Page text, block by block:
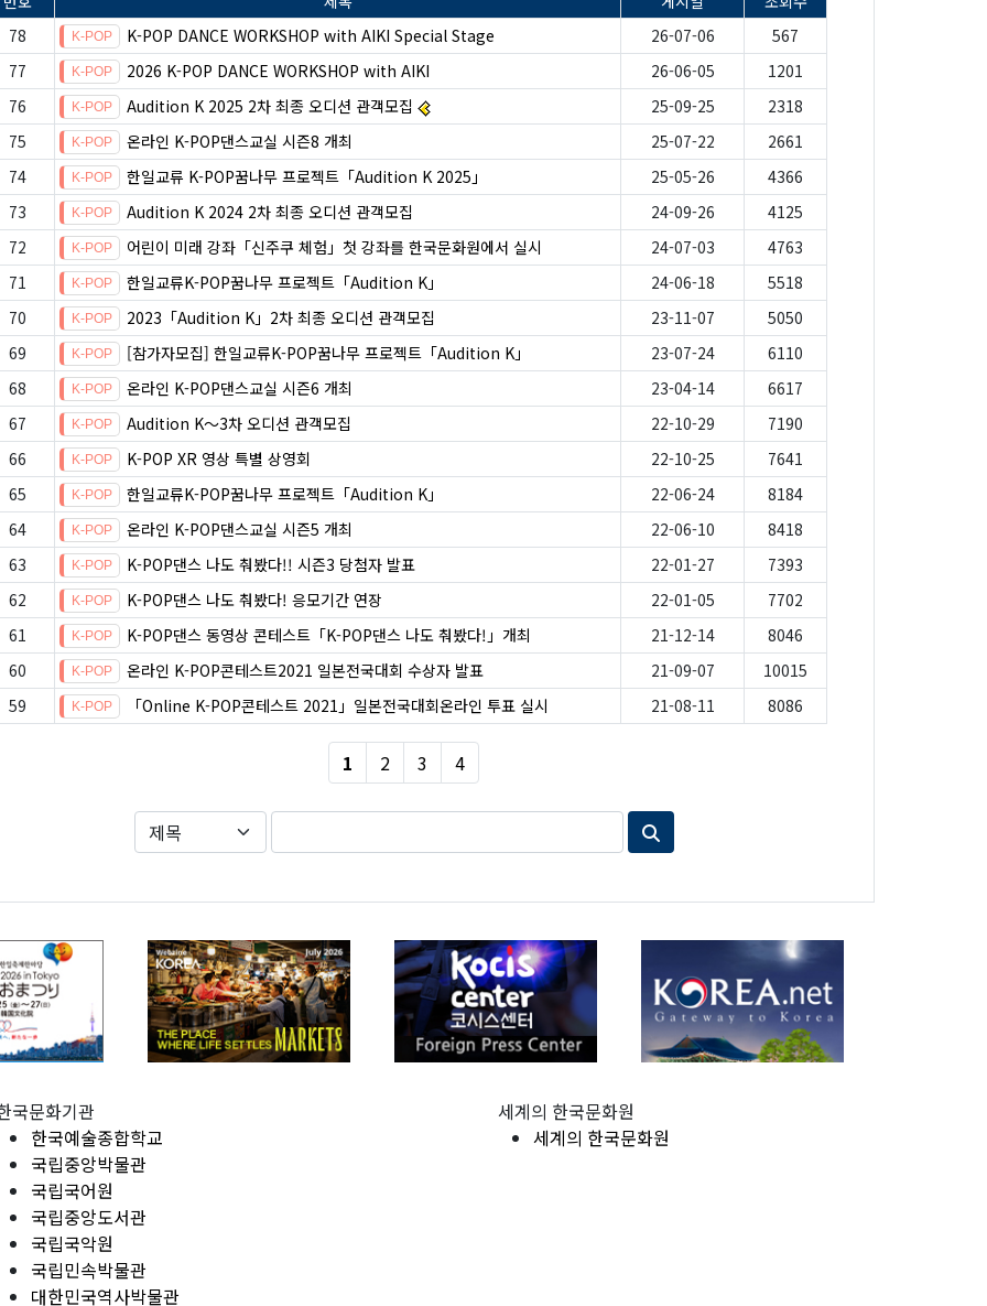
78
K-POP DANCE WORKSHOP with AIKI Special Stage 26-07-06
567
77
2026 K-POP DANCE WORKSHOP with AIKI 26-06-05
1201
76
Audition K 2025 2차 최종 오디션 관객모집 25-09-25
2318
75
온라인 K-POP댄스교실 시즌8 개최 25-07-22
2661
74
한일교류 K-POP꿈나무 프로젝트「Audition K 2025」 25-05-26
4366
73
Audition K 2024 2차 최종 오디션 관객모집 24-09-26
4125
72
어린이 미래 강좌「신주쿠 체험」첫 강좌를 한국문화원에서 실시 24-07-03
4763
71
한일교류K-POP꿈나무 프로젝트「Audition K」 24-06-18
5518
70
2023「Audition K」2차 최종 오디션 관객모집 23-11-07
5050
69
[참가자모집] 한일교류K-POP꿈나무 프로젝트「Audition K」 23-07-24
6110
68
온라인 K-POP댄스교실 시즌6 개최 23-04-14
6617
67
Audition K～3차 오디션 관객모집 22-10-29
7190
66
K-POP XR 영상 특별 상영회 22-10-25
7641
65
한일교류K-POP꿈나무 프로젝트「Audition K」 22-06-24
8184
64
온라인 K-POP댄스교실 시즌5 개최 22-06-10
8418
63
K-POP댄스 나도 춰봤다!! 시즌3 당첨자 발표 22-01-27
7393
62
K-POP댄스 나도 춰봤다! 응모기간 연장 22-01-05
7702
61
K-POP댄스 동영상 콘테스트「K-POP댄스 나도 춰봤다!」개최 21-12-14
8046
60
온라인 K-POP콘테스트2021 일본전국대회 수상자 발표 21-09-07
10015
59
「Online K-POP콘테스트 2021」일본전국대회온라인 투표 실시 21-08-11 8086
1 2 3 4
국문화기관
한국예술종합학교
국립중앙박물관
국립국어원
국립중앙도서관
국립국악원
국립민속박물관
대한민국역사박물관
세계의 한국문화원
세계의 한국문화원